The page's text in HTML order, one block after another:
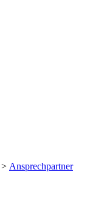
> Ansprechpartner